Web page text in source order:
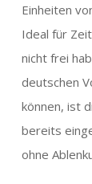
Einheiten
Ideal für
nicht frei
deutschen
können, ist
bereits
ohne